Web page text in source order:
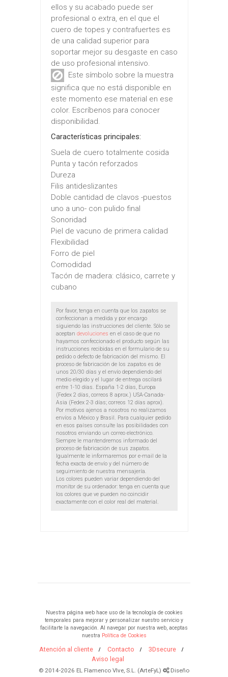
ellos y su acabado puede ser
profesional o extra, en el que el
cuero de topes y contrafuertes es
de una calidad superior para
soportar mejor su desgaste en caso
de uso profesional intensivo.
Este símbolo sobre la muestra
significa que no está disponible en
este momento ese material en ese
color. Escríbenos para conocer
disponibilidad.
Características principales:
Suela de cuero totalmente cosida
Punta y tacón reforzados
Dureza
Filis antideslizantes
Doble cantidad de clavos -puestos
uno a uno- con pulido final
Sonoridad
Piel de vacuno de primera calidad
Flexibilidad
Forro de piel
Comodidad
Tacón de madera: clásico, carrete y
cubano
Por favor, tenga en cuenta que los zapatos se
confeccionan a medida y por encargo
siguiendo las instrucciones del cliente. Sólo se
aceptan devoluciones en el caso de que no
hayamos confeccionado el producto según las
instrucciones recibidas en el formulario de su
pedido o defecto de fabricación del mismo. El
proceso de fabricación de los zapatos es de
unos 20/30 días y el envío dependiendo del
medio elegido y el lugar de entrega oscilará
entre 1-10 días. España 1-2 días, Europa
(Fedex 2 días, correos 8 aprox.) USA-Canada-
Asia (Fedex 2-3 días; correos 12 días aprox).
Por motivos ajenos a nosotros no realizamos
envíos a México y Brasil. Para cualquier pedido
en esos países consulte las posibilidades con
nosotros enviando un correo electrónico.
Siempre le mantendremos informado del
proceso de fabricación de sus zapatos.
Igualmente le informaremos por e-mail de la
fecha exacta de envío y del número de
seguimiento de nuestra mensajería.
Los colores pueden variar dependiendo del
monitor de su ordenador: tenga en cuenta que
los colores que ve pueden no coincidir
exactamente con el color real del material.
Nuestra página web hace uso de la tecnología de cookies
temporales para mejorar y personalizar nuestro servicio y
facilitarte la navegación. Al navegar por nuestra web, aceptas
nuestra Política de Cookies
Atención al cliente Contacto
3Dsecure
Aviso legal
© 2014-2026 EL Flamenco VIve, S.L. (ArteFyL)
Diseño